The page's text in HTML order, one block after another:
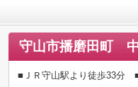
守山市播磨田町
■ＪＲ守山駅より徒歩33分